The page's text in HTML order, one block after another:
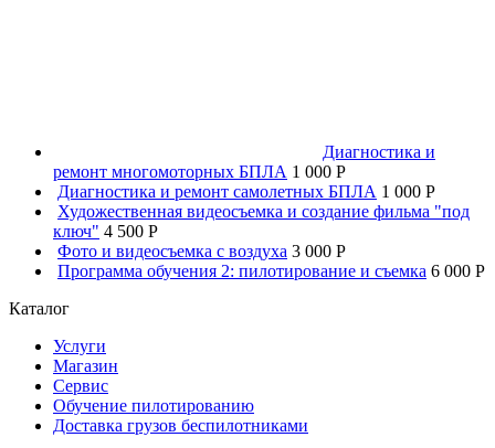
Диагностика и
ремонт многомоторных БПЛА 1 000 P
Диагностика и ремонт самолетных БПЛА 1 000 P
Художественная видеосъемка и создание фильма "под
ключ" 4 500 P
Фото и видеосъемка с воздуха 3 000 P
Программа обучения 2: пилотирование и съемка 6 000 P
Каталог
Услуги
Магазин
Сервис
Обучение пилотированию
Доставка грузов беспилотниками